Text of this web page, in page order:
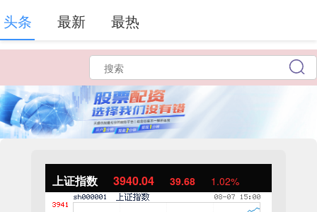
上证指数 3940.04 39.68 1.02%
头条 最新 最热